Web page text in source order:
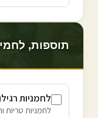
תוספות,
לחמניות
לחמניות טריות